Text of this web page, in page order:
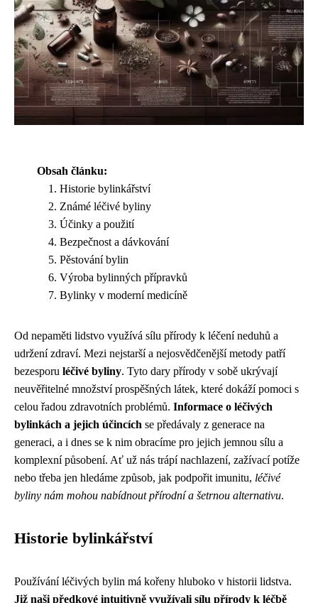
Obsah článku:
Historie bylinkářství
Známé léčivé byliny
Účinky a použití
Bezpečnost a dávkování
Pěstování bylin
Výroba bylinných přípravků
Bylinky v moderní medicíně
Od nepaměti lidstvo využívá sílu přírody k léčení neduhů a
udržení zdraví. Mezi nejstarší a nejosvědčenější metody patří
bezesporu léčivé byliny. Tyto dary přírody v sobě ukrývají
neuvěřitelné množství prospěšných látek, které dokáží pomoci s
celou řadou zdravotních problémů. Informace o léčivých
bylinkách a jejich účincích se předávaly z generace na
generaci, a i dnes se k nim obracíme pro jejich jemnou sílu a
komplexní působení. Ať už nás trápí nachlazení, zažívací potíže
nebo třeba jen hledáme způsob, jak podpořit imunitu, léčivé
byliny nám mohou nabídnout přírodní a šetrnou alternativu.
Historie bylinkářství
Používání léčivých bylin má kořeny hluboko v historii lidstva.
Již naši předkové intuitivně využívali sílu přírody k léčbě